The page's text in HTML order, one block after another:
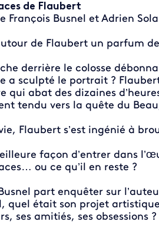
de Flaubert
François Busnel et Adrien
de Flaubert un parfum
derrière le colosse
a sculpté le portrait ?
qui abat des dizaines
tendu vers la quête du
Flaubert s’est ingénié à
façon d’entrer dans
ou ce qu’il en reste ?
part enquêter sur
quel était son projet
ses amitiés, ses obsessions ?